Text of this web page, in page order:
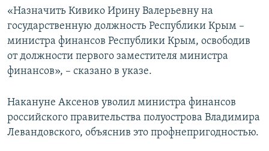
«Назначить Кивико Ирину Валерьевну на
государственную должность Республики Крым –
министра финансов Республики Крым, освободив
от должности первого заместителя министра
финансов», – сказано в указе.
Накануне Аксенов уволил министра финансов
российского правительства полуострова Владимира
Левандовского, объяснив это профнепригодностью.